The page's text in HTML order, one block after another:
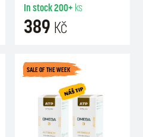
In stock200+ ks
389 Kč
SALE OF THE WEEK